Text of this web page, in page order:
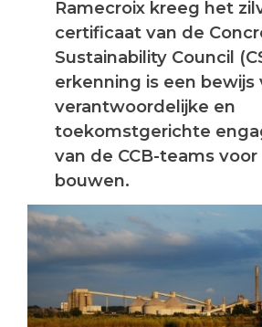
Ramecroix kreeg het
certificaat van de
Sustainability Council
erkenning is een bewijs
verantwoordelijke en
toekomstgerichte
van de CCB-teams
bouwen.